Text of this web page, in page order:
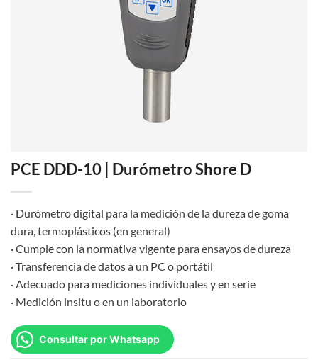
PCE DDD-10 | Durómetro Shore D
· Durómetro digital para la medición de la dureza de goma
dura, termoplásticos (en general)
· Cumple con la normativa vigente para ensayos de dureza
· Transferencia de datos a un PC o portátil
· Adecuado para mediciones individuales y en serie
· Medición insitu o en un laboratorio
Consultar por Whatsapp